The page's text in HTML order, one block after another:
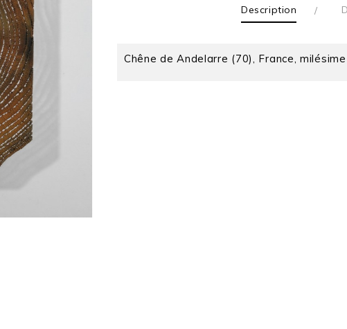
Description
Chêne de Andelarre (70), France,